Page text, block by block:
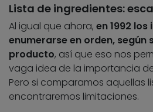
Lista de ingredientes:
Al igual que ahora, en 1992
enumerarse en orden, según
producto, así que eso nos
vaga idea de la importancia
Pero si comparamos aquellas
encontraremos limitaciones.